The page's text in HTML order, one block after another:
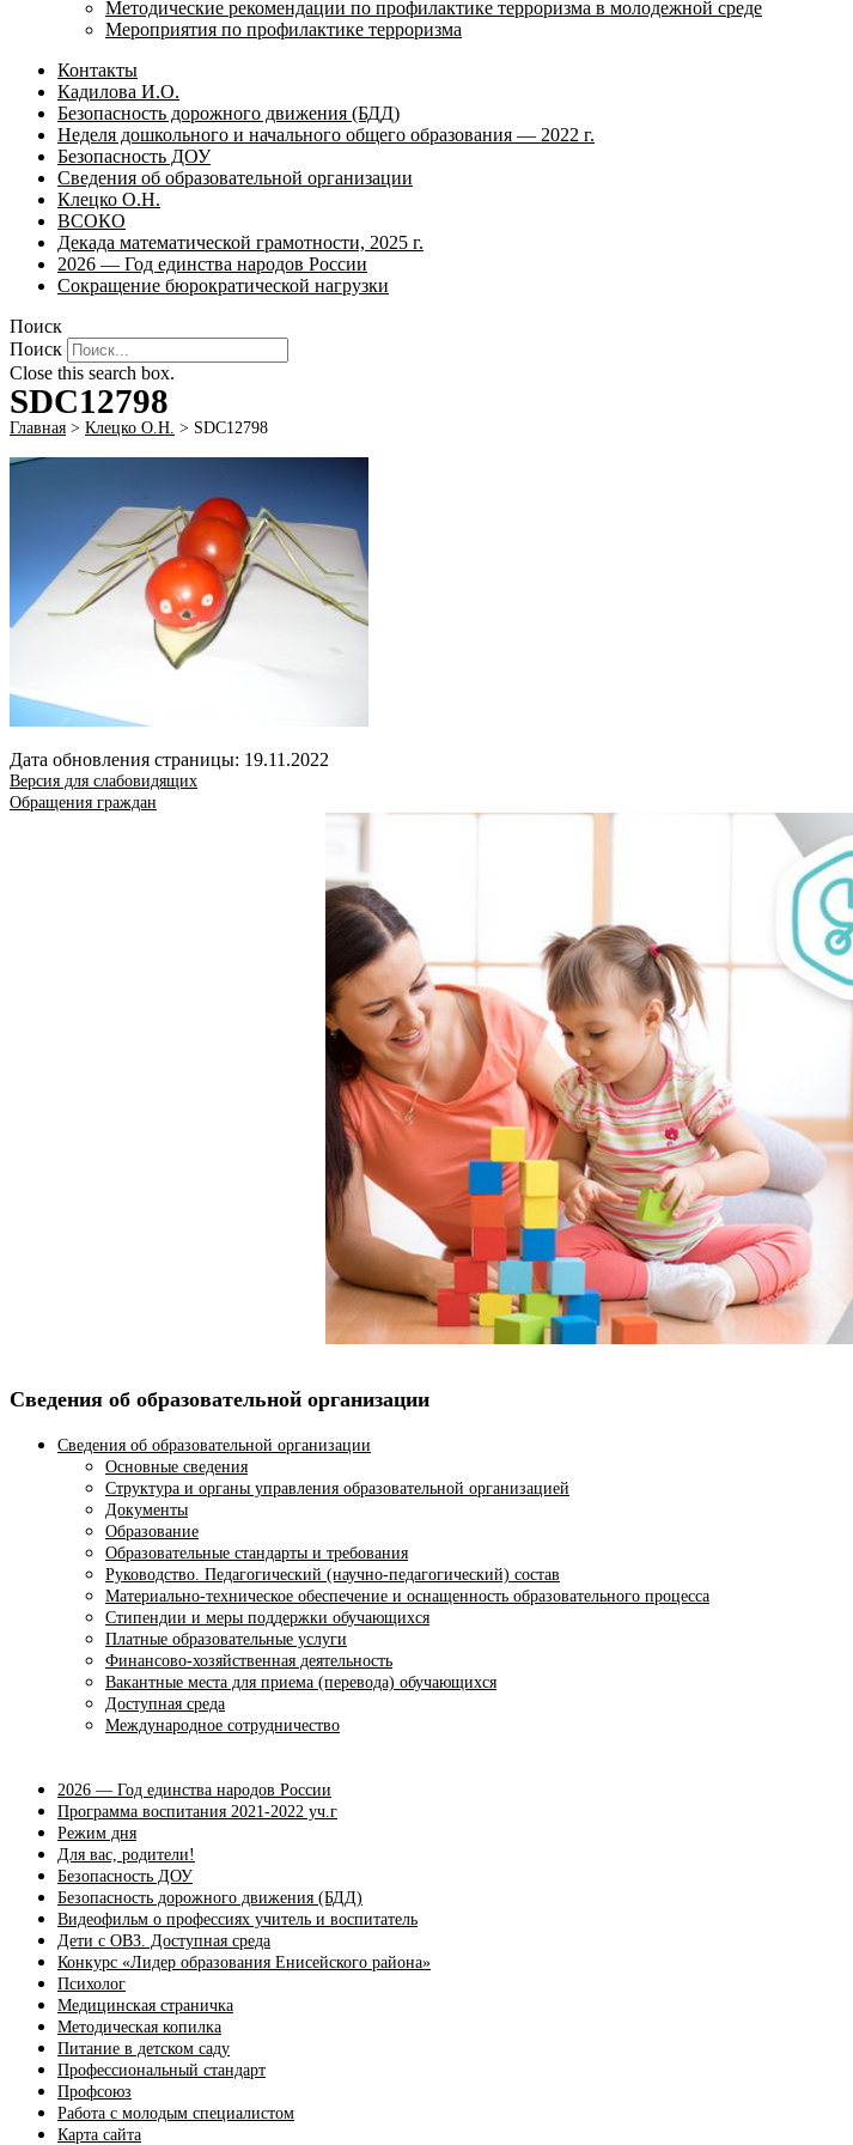
Методические рекомендации по профилактике терроризма в молодежной среде
Мероприятия по профилактике терроризма
Контакты
Кадилова И.О.
Безопасность дорожного движения (БДД)
Неделя дошкольного и начального общего образования — 2022 г.
Безопасность ДОУ
Сведения об образовательной организации
Клецко О.Н.
ВСОКО
Декада математической грамотности, 2025 г.
2026 — Год единства народов России
Сокращение бюрократической нагрузки
Поиск
Поиск
Close this search box.
SDC12798
Главная > Клецко О.Н. > SDC12798
Дата обновления страницы: 19.11.2022
Версия для слабовидящих
Обращения граждан
Сведения об образовательной организации
Сведения об образовательной организации
Основные сведения
Структура и органы управления образовательной организацией
Документы
Образование
Образовательные стандарты и требования
Руководство. Педагогический (научно-педагогический) состав
Материально-техническое обеспечение и оснащенность образовательного процесса
Стипендии и меры поддержки обучающихся
Платные образовательные услуги
Финансово-хозяйственная деятельность
Вакантные места для приема (перевода) обучающихся
Доступная среда
Международное сотрудничество
2026 — Год единства народов России
Программа воспитания 2021-2022 уч.г
Режим дня
Для вас, родители!
Безопасность ДОУ
Безопасность дорожного движения (БДД)
Видеофильм о профессиях учитель и воспитатель
Дети с ОВЗ. Доступная среда
Конкурс «Лидер образования Енисейского района»
Психолог
Медицинская страничка
Методическая копилка
Питание в детском саду
Профессиональный стандарт
Профсоюз
Работа с молодым специалистом
Карта сайта